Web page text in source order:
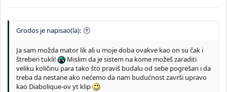
Grodos je napisao(la):
Ja sam možda mator lik ali u moje doba ovakve kao on su čak i
štreberi tukli!
Mislim da je sistem na kome možeš zaraditi
veliku količinu para tako što praviš budalu od sebe pogrešan i da
treba da nestane ako nećemo da nam budućnost završi upravo
kao Diabolique-ov yt klip